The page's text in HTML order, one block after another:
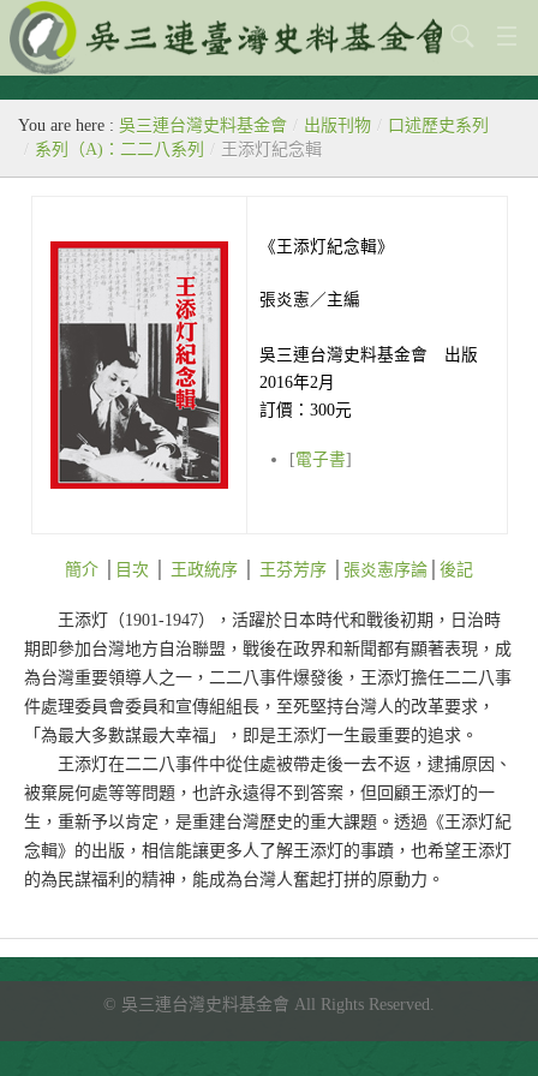
關於本會
歷史教室
出版刊物
歷年活動
館藏查詢
台灣史料中心
You are here : 吳三連台灣史料基金會 / 出版刊物 / 口述歷史系列
/ 系列（A)：二二八系列 / 王添灯紀念輯
《王添灯紀念輯》
張炎憲／主編
吳三連台灣史料基金會 出版
2016年2月
訂價：300元
[電子書]
簡介 目次 王政統序 王芬芳序 張炎憲序論 後記
王添灯（1901-1947），活躍於日本時代和戰後初期，日治時
期即參加台灣地方自治聯盟，戰後在政界和新聞都有顯著表現，成
為台灣重要領導人之一，二二八事件爆發後，王添灯擔任二二八事
件處理委員會委員和宣傳組組長，至死堅持台灣人的改革要求，
「為最大多數謀最大幸福」，即是王添灯一生最重要的追求。
王添灯在二二八事件中從住處被帶走後一去不返，逮捕原因、
被棄屍何處等等問題，也許永遠得不到答案，但回顧王添灯的一
生，重新予以肯定，是重建台灣歷史的重大課題。透過《王添灯紀
念輯》的出版，相信能讓更多人了解王添灯的事蹟，也希望王添灯
的為民謀福利的精神，能成為台灣人奮起打拼的原動力。
© 吳三連台灣史料基金會 All Rights Reserved.